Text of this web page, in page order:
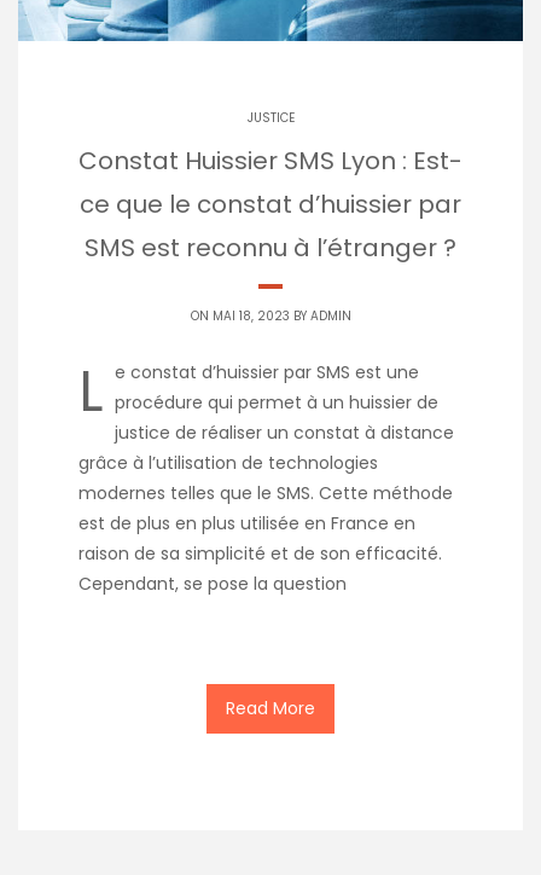
JUSTICE
Constat Huissier SMS Lyon : Est-
ce que le constat d’huissier par
SMS est reconnu à l’étranger ?
ON MAI 18, 2023 BY ADMIN
L e constat d’huissier par SMS est une
procédure qui permet à un huissier de
justice de réaliser un constat à distance
grâce à l’utilisation de technologies
modernes telles que le SMS. Cette méthode
est de plus en plus utilisée en France en
raison de sa simplicité et de son efficacité.
Cependant, se pose la question
Read More